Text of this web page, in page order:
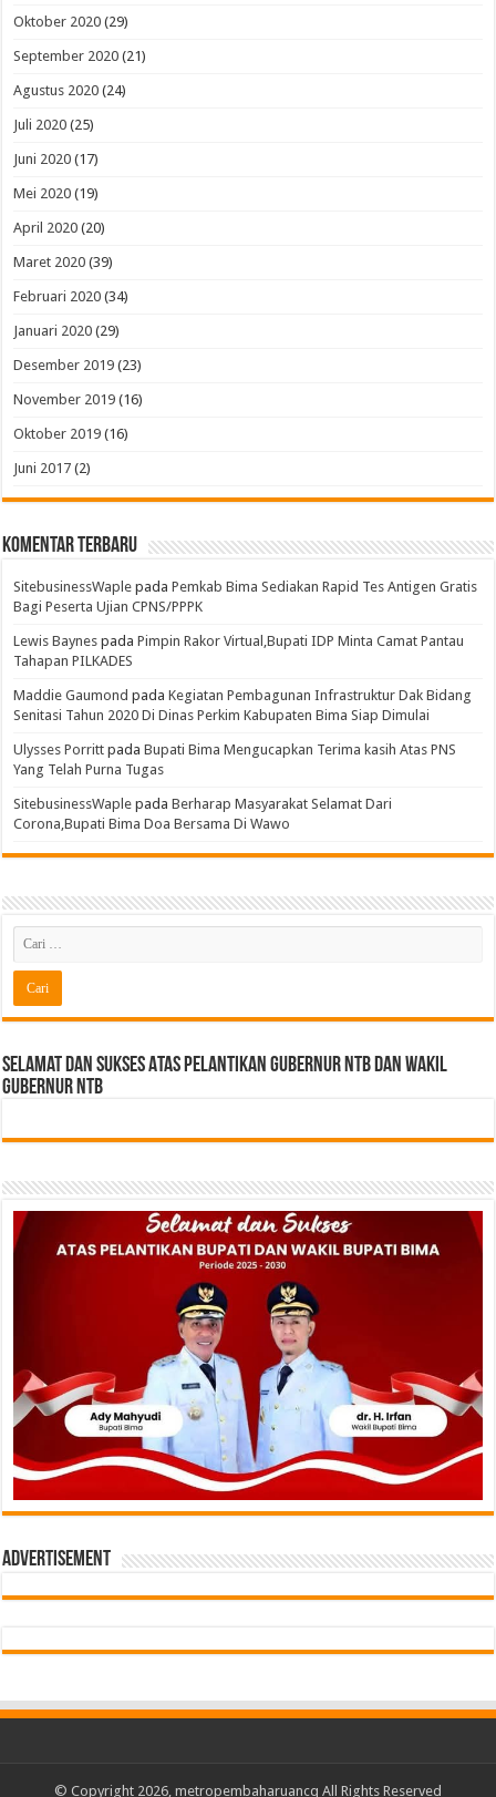
Oktober 2020 (29)
September 2020 (21)
Agustus 2020 (24)
Juli 2020 (25)
Juni 2020 (17)
Mei 2020 (19)
April 2020 (20)
Maret 2020 (39)
Februari 2020 (34)
Januari 2020 (29)
Desember 2019 (23)
November 2019 (16)
Oktober 2019 (16)
Juni 2017 (2)
Komentar Terbaru
SitebusinessWaple padaPemkab Bima Sediakan Rapid Tes Antigen Gratis
Bagi Peserta Ujian CPNS/PPPK
Lewis Baynes padaPimpin Rakor Virtual,Bupati IDP Minta Camat Pantau
Tahapan PILKADES
Maddie Gaumond padaKegiatan Pembagunan Infrastruktur Dak Bidang
Senitasi Tahun 2020 Di Dinas Perkim Kabupaten Bima Siap Dimulai
Ulysses Porritt padaBupati Bima Mengucapkan Terima kasih Atas PNS
Yang Telah Purna Tugas
SitebusinessWaple padaBerharap Masyarakat Selamat Dari
Corona,Bupati Bima Doa Bersama Di Wawo
Selamat dan sukses Atas pelantikan Gubernur NTB Dan Wakil
gubernur NTB
Advertisement
© Copyright 2026, metropembaharuancq All Rights Reserved